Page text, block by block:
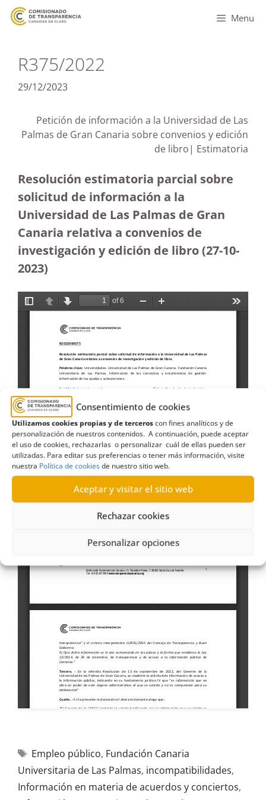
Consentimiento de cookies
Utilizamos cookies propias y de terceroscon fines analíticos y de
personalización de nuestros contenidos. A continuación, puede aceptar
el uso de cookies, rechazarlas o personalizar cuál de ellas pueden ser
utilizadas. Para editar sus preferencias o tener más información, visite
nuestra Política de cookiesde nuestro sitio web.
Aceptar y visitar el sitio web
Rechazar cookies
Personalizar opciones
Menu
R375/2022
29/12/2023
Petición de información a la Universidad de Las
Palmas de Gran Canaria sobre convenios y edición
de libro| Estimatoria
Resolución estimatoria parcial sobre
solicitud de información a la
Universidad de Las Palmas de Gran
Canaria relativa a convenios de
investigación y edición de libro (27-10-
2023)
Empleo público, Fundación Canaria
Universitaria de Las Palmas, incompatibilidades,
Información en materia de acuerdos y conciertos,